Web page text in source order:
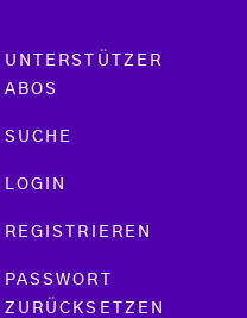
UNTERSTÜTZER
ABOS
SUCHE
LOGIN
REGISTRIEREN
PASSWORT
ZURÜCKSETZEN